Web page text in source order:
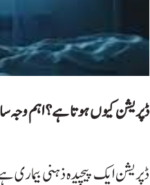
ڈپریشن کیوں ہوتا ہے؟ اہم وجہ
ڈپریشن ایک پیچیدہ ذہنی